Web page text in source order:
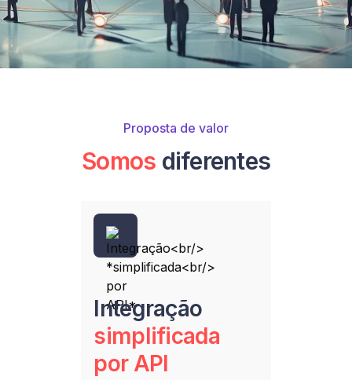
Proposta de valor
Somos diferentes
Integração
simplificada
por API